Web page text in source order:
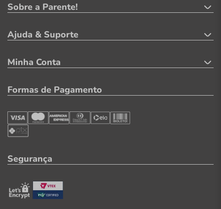
Sobre a Parente!
Ajuda & Suporte
Minha Conta
Formas de Pagamento
Segurança